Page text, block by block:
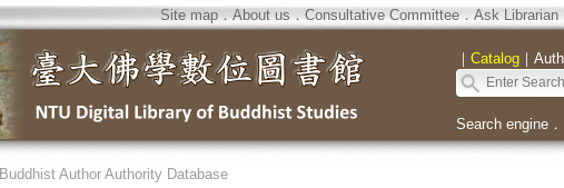
Site map．About us．Consultative Committee．Ask Librarian
｜ Catalog｜
Search engine．
Buddhist Author Authority Database